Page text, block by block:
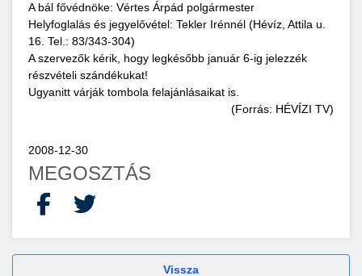
A bál fővédnöke: Vértes Árpád polgármester
Helyfoglalás és jegyelővétel: Tekler Irénnél (Hévíz, Attila u.
16. Tel.: 83/343-304)
A szervezők kérik, hogy legkésőbb január 6-ig jelezzék
részvételi szándékukat!
Ugyanitt várják tombola felajánlásaikat is.
(Forrás: HÉVÍZI TV)
2008-12-30
MEGOSZTÁS
Facebook
X
Vissza